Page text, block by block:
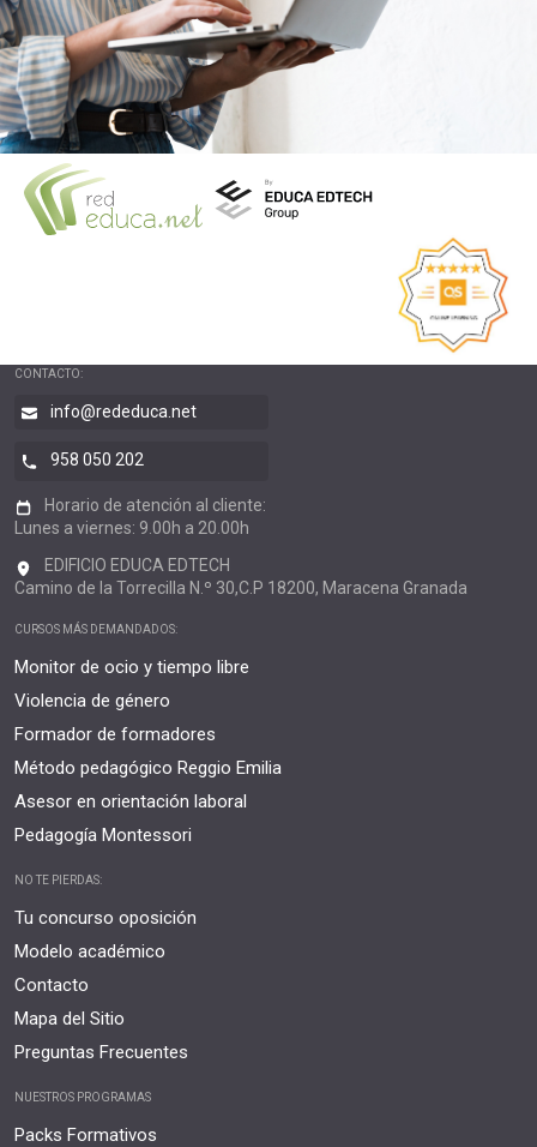
CONTACTO:
info@rededuca.net
958 050 202
Horario de atención al cliente:
Lunes a viernes: 9.00h a 20.00h
EDIFICIO EDUCA EDTECH
Camino de la Torrecilla N.º 30,C.P 18200, Maracena Granada
CURSOS MÁS DEMANDADOS:
Monitor de ocio y tiempo libre
Violencia de género
Formador de formadores
Método pedagógico Reggio Emilia
Asesor en orientación laboral
Pedagogía Montessori
NO TE PIERDAS:
Tu concurso oposición
Modelo académico
Contacto
Mapa del Sitio
Preguntas Frecuentes
NUESTROS PROGRAMAS
Packs Formativos